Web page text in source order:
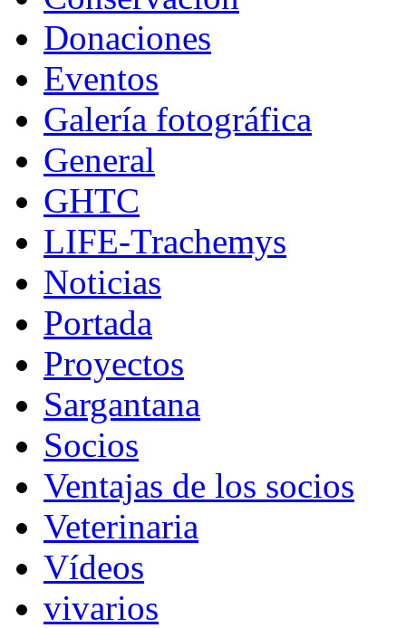
Donaciones
Eventos
Galería fotográfica
General
GHTC
LIFE-Trachemys
Noticias
Portada
Proyectos
Sargantana
Socios
Ventajas de los socios
Veterinaria
Vídeos
vivarios